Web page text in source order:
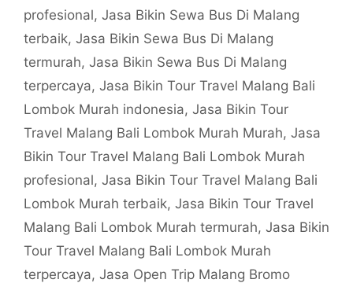
profesional, Jasa Bikin Sewa Bus Di Malang
terbaik, Jasa Bikin Sewa Bus Di Malang
termurah, Jasa Bikin Sewa Bus Di Malang
terpercaya, Jasa Bikin Tour Travel Malang Bali
Lombok Murah indonesia, Jasa Bikin Tour
Travel Malang Bali Lombok Murah Murah, Jasa
Bikin Tour Travel Malang Bali Lombok Murah
profesional, Jasa Bikin Tour Travel Malang Bali
Lombok Murah terbaik, Jasa Bikin Tour Travel
Malang Bali Lombok Murah termurah, Jasa Bikin
Tour Travel Malang Bali Lombok Murah
terpercaya, Jasa Open Trip Malang Bromo